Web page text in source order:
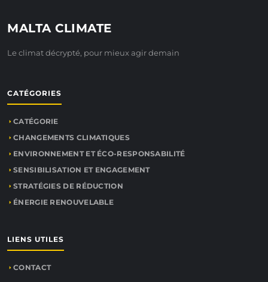
MALTA CLIMATE
Le climat décrypté, pour mieux agir demain
CATÉGORIES
CATÉGORIE
CHANGEMENTS CLIMATIQUES
ENVIRONNEMENT ET ÉCO-RESPONSABILITÉ
SENSIBILISATION ET ENGAGEMENT
STRATÉGIES DE RÉDUCTION
ÉNERGIE RENOUVELABLE
LIENS UTILES
CONTACT